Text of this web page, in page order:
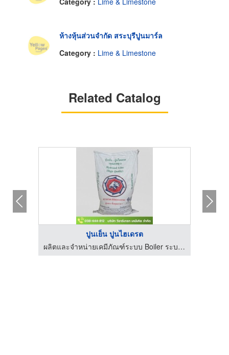
ห้างหุ้นส่วนจำกัด สระบุรีปูนมาร์ล
Category : Lime & Limestone
Related Catalog
ปูนเย็น ปูนไฮเดรต
ผลิตและจำหน่ายเคมีภัณฑ์ระบบ Boiler ระบบ RO